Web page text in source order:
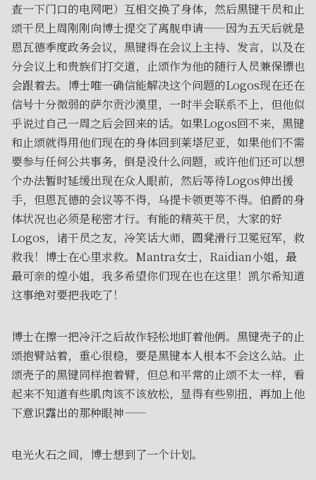
查一下门口的电网吧）互相交换了身体，然后黑键干员和止
颂干员上周刚刚向博士提交了离舰申请——因为五天后就是
恩瓦德季度政务会议，黑键得在会议上主持、发言，以及在
分会议上和贵族们打交道，止颂作为他的随行人员兼保镖也
会跟着去。博士唯一确信能解决这个问题的Logos现在还在
信号十分微弱的萨尔贡沙漠里，一时半会联系不上，但他似
乎说过自己一周之后会回来的话。如果Logos回不来，黑键
和止颂就得用他们现在的身体回到莱塔尼亚，如果他们不需
要参与任何公共事务，倒是没什么问题，或许他们还可以想
个办法暂时延缓出现在众人眼前，然后等待Logos伸出援
手，但恩瓦德的会议等不得，乌提卡领更等不得。伯爵的身
体状况也必须是秘密才行。有能的精英干员，大家的好
Logos，诸干员之友，冷笑话大师，圆凳滑行卫冕冠军，救
救我！博士在心里求救。Mantra女士，Raidian小姐，最
最可亲的煌小姐，我多希望你们现在也在这里！凯尔希知道
这事绝对要把我吃了！
博士在擦一把冷汗之后故作轻松地盯着他俩。黑键壳子的止
颂抱臂站着，重心很稳，要是黑键本人根本不会这么站。止
颂壳子的黑键同样抱着臂，但总和平常的止颂不太一样，看
起来不知道有些肌肉该不该放松，显得有些别扭，再加上他
下意识露出的那种眼神——
电光火石之间，博士想到了一个计划。